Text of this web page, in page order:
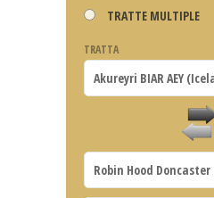
TRATTE MULTIPLE
TRATTA